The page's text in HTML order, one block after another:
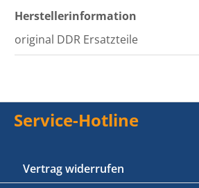
Herstellerinformation
original DDR Ersatzteile
Service-Hotline
Vertrag widerrufen